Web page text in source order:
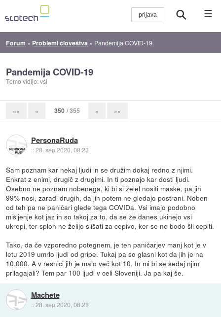
☰
Forum » Problemi človeštva » Pandemija COVID-19
Pandemija COVID-19
Temo vidijo: vsi
«« « 350 / 355 » »»
PersonaRuda
::28. sep 2020, 08:23
Sam poznam kar nekaj ljudi in se družim dokaj redno z njimi.
Enkrat z enimi, drugič z drugimi. In ti poznajo kar dosti ljudi.
Osebno ne poznam nobenega, ki bi si želel nositi maske, pa jih
99% nosi, zaradi drugih, da jih potem ne gledajo postrani. Noben
od teh pa ne paničari glede tega COVIDa. Vsi imajo podobno
mišljenje kot jaz in so takoj za to, da se že danes ukinejo vsi
ukrepi, ter sploh ne želijo slišati za cepivo, ker se ne bodo šli cepiti.
Tako, da če vzporedno potegnem, je teh paničarjev manj kot je v
letu 2019 umrlo ljudi od gripe. Tukaj pa so glasni kot da jih je na
10.000. A v resnici jih je malo več kot 10. In mi bi se sedaj njim
prilagajali? Tem par 100 ljudi v celi Sloveniji. Ja pa kaj še.
Machete
::28. sep 2020, 08:28